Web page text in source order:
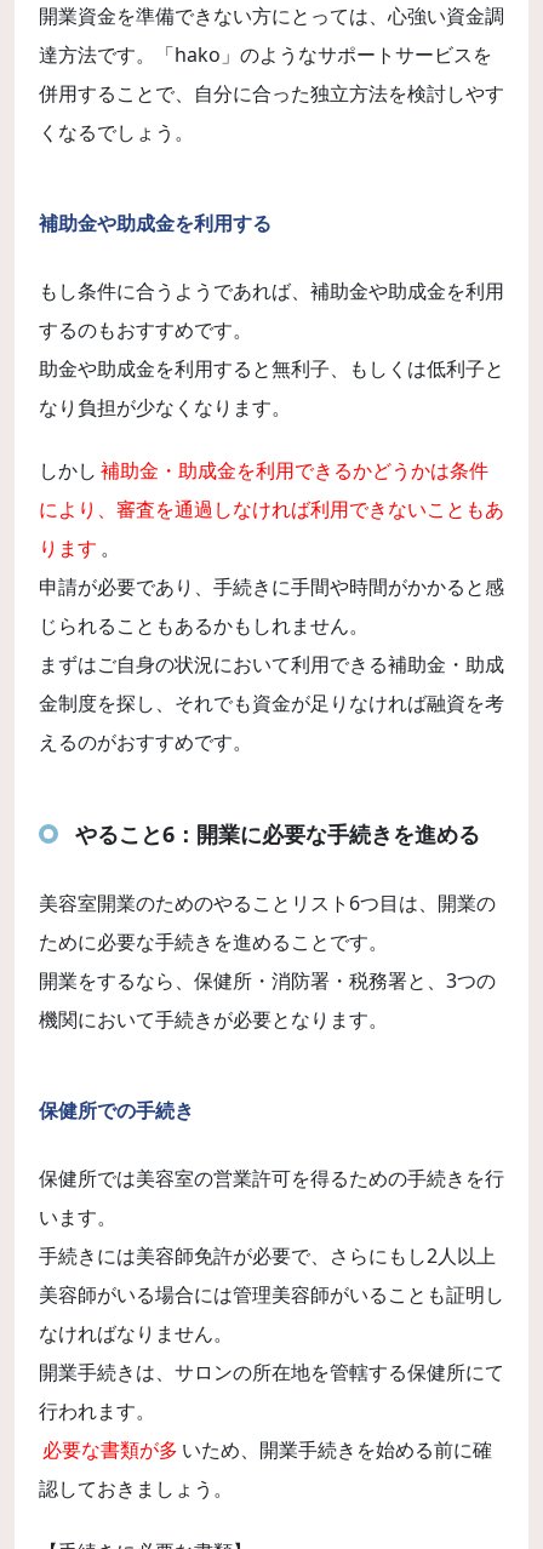
開業資金を準備できない方にとっては、心強い資金調
達方法です。「hako」のようなサポートサービスを
併用することで、自分に合った独立方法を検討しやす
くなるでしょう。
補助金や助成金を利用する
もし条件に合うようであれば、補助金や助成金を利用
するのもおすすめです。
助金や助成金を利用すると無利子、もしくは低利子と
なり負担が少なくなります。
しかし 補助金・助成金を利用できるかどうかは条件
により、審査を通過しなければ利用できないこともあ
ります 。
申請が必要であり、手続きに手間や時間がかかると感
じられることもあるかもしれません。
まずはご自身の状況において利用できる補助金・助成
金制度を探し、それでも資金が足りなければ融資を考
えるのがおすすめです。
やること6：開業に必要な手続きを進める
美容室開業のためのやることリスト6つ目は、開業の
ために必要な手続きを進めることです。
開業をするなら、保健所・消防署・税務署と、3つの
機関において手続きが必要となります。
保健所での手続き
保健所では美容室の営業許可を得るための手続きを行
います。
手続きには美容師免許が必要で、さらにもし2人以上
美容師がいる場合には管理美容師がいることも証明し
なければなりません。
開業手続きは、サロンの所在地を管轄する保健所にて
行われます。
必要な書類が多 いため、開業手続きを始める前に確
認しておきましょう。